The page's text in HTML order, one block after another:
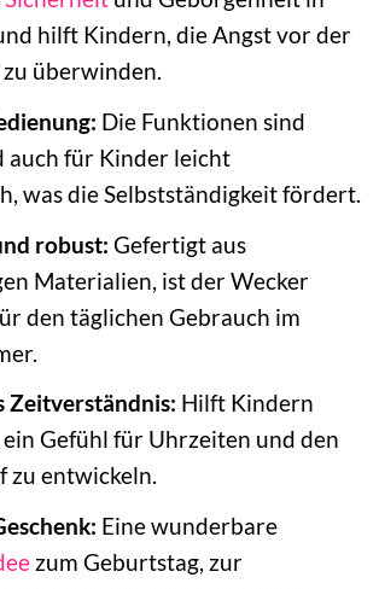
hilft Kindern, die Angst vor der
überwinden.
Die Funktionen sind
auch für Kinder leicht
was die Selbstständigkeit fördert.
robust: Gefertigt aus
Materialien, ist der Wecker
den täglichen Gebrauch im
Zeitverständnis: Hilft Kindern
Gefühl für Uhrzeiten und den
zu entwickeln.
Eine wunderbare
zum Geburtstag, zur